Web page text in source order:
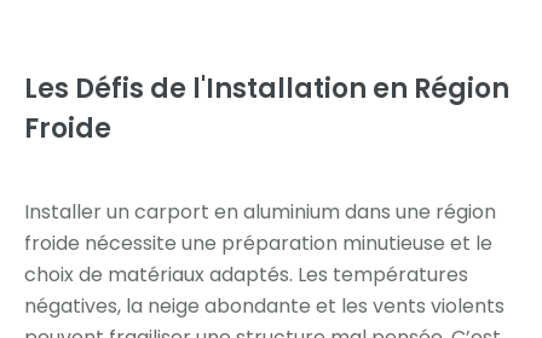
Les Défis de l'Installation en Région
Froide
Installer un carport en aluminium dans une région
froide nécessite une préparation minutieuse et le
choix de matériaux adaptés. Les températures
négatives, la neige abondante et les vents violents